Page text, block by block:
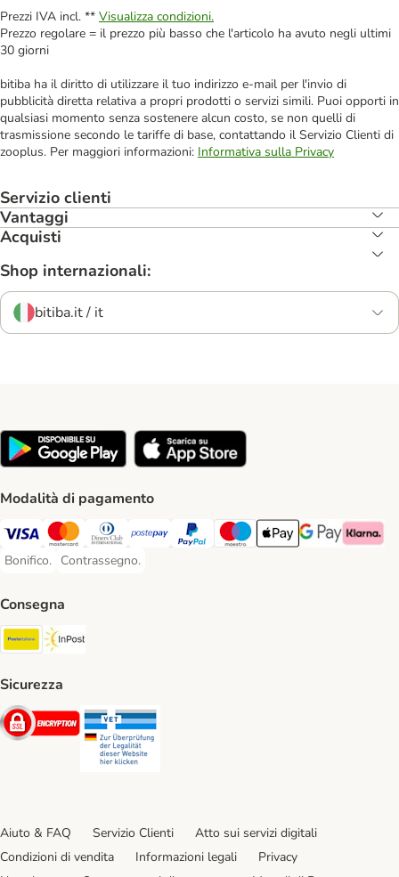
Prezzi IVA incl. ** Visualizza condizioni.
Prezzo regolare = il prezzo più basso che l'articolo ha avuto negli ultimi
30 giorni
bitiba ha il diritto di utilizzare il tuo indirizzo e-mail per l'invio di
pubblicità diretta relativa a propri prodotti o servizi simili. Puoi opporti in
qualsiasi momento senza sostenere alcun costo, se non quelli di
trasmissione secondo le tariffe di base, contattando il Servizio Clienti di
zooplus. Per maggiori informazioni: Informativa sulla Privacy
Servizio clienti
Vantaggi
Acquisti
Shop internazionali:
bitiba.it / it
Modalità di pagamento
Visa. Payment Method
Mastercard. Payment Method
Diners Club. Payment Method
Postepay. Payment Method
PayPal. Payment Method
Maestro. Payment Method
Apple pay. Payment
Google Pay
Klarna
Bonifico.
Bonifico. Payment Method
Contrassegno.
Contrassegno. Payment Method
Consegna
Poste Italiane. Shipping Method
Sicurezza
Security
Aiuto & FAQ Servizio Clienti
Atto sui servizi digitali
Condizioni di vendita
Informazioni legali
Privacy